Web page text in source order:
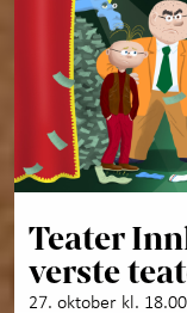
Teater
verste
27. oktober kl. 18.00